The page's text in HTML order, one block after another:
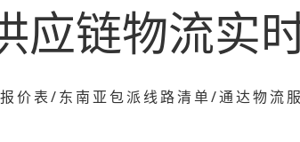
应链物流实
价表/东南亚包派线路清单/通达物流